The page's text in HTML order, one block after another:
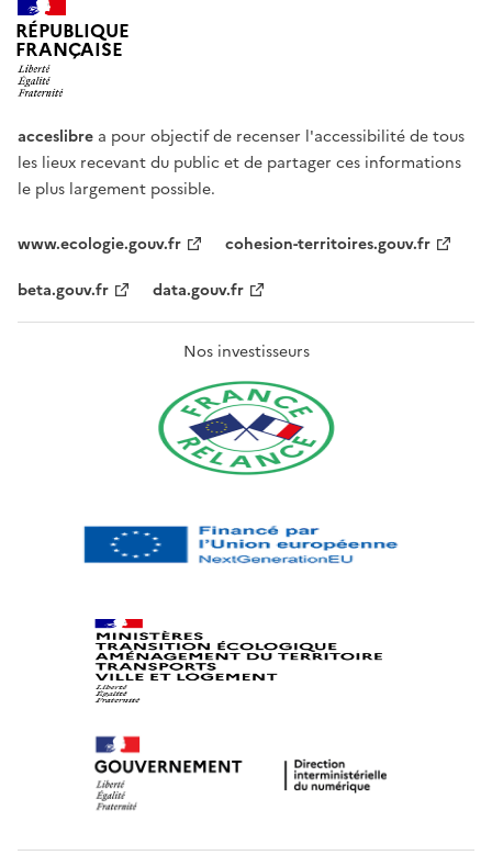
RÉPUBLIQUE
FRANÇAISE
acceslibre a pour objectif de recenser l'accessibilité de tous
les lieux recevant du public et de partager ces informations
le plus largement possible.
www.ecologie.gouv.fr
cohesion-territoires.gouv.fr
beta.gouv.fr
data.gouv.fr
Nos investisseurs